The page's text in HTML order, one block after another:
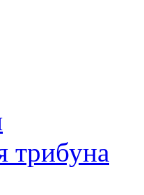
трибуна